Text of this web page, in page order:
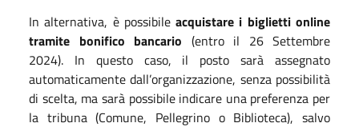
In alternativa, è possibileacquistare i biglietti online
tramite bonifico bancario (entro il 26 Settembre
2024). In questo caso, il posto sarà assegnato
automaticamente dall’organizzazione, senza possibilità
di scelta, ma sarà possibile indicare una preferenza per
la tribuna (Comune, Pellegrino o Biblioteca), salvo